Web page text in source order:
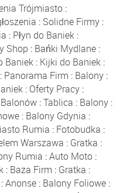
Trójmiasto :
: Solidne Firmy :
: Płyn do Baniek:
Shop : Bańki Mydlane :
Baniek : Kijki do Baniek :
: Panorama Firm : Balony :
: Oferty Pracy:
:Tablica : Balony:
: Balony Gdynia :
Rumia : Fotobudka :
Warszawa : Gratka :
Rumia :Auto Moto :
: Baza Firm : Gratka :
:Anonse : Balony Foliowe :